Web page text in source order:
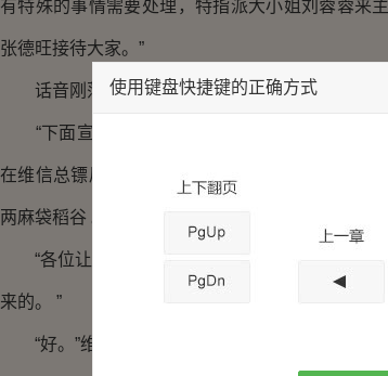
有特殊的事情需要处理，特指派大小姐刘蓉蓉来
张德旺接待大家。”
话音刚落，好多人都涌向报名的地方。
“下面宣布招聘规则！”维信总镖局的副总镖头
在维信总镖局的镖师杨文彪手下走满十招；趟子
两麻袋稻谷 。”维信总镖局的副总镖头李从容接着
“各位让一让！”话音刚落，就有一个大汉冲上
来的。 ”
“好。”维信总镖局的副总镖头李从容大声说道
使用键盘快捷键的正确方式